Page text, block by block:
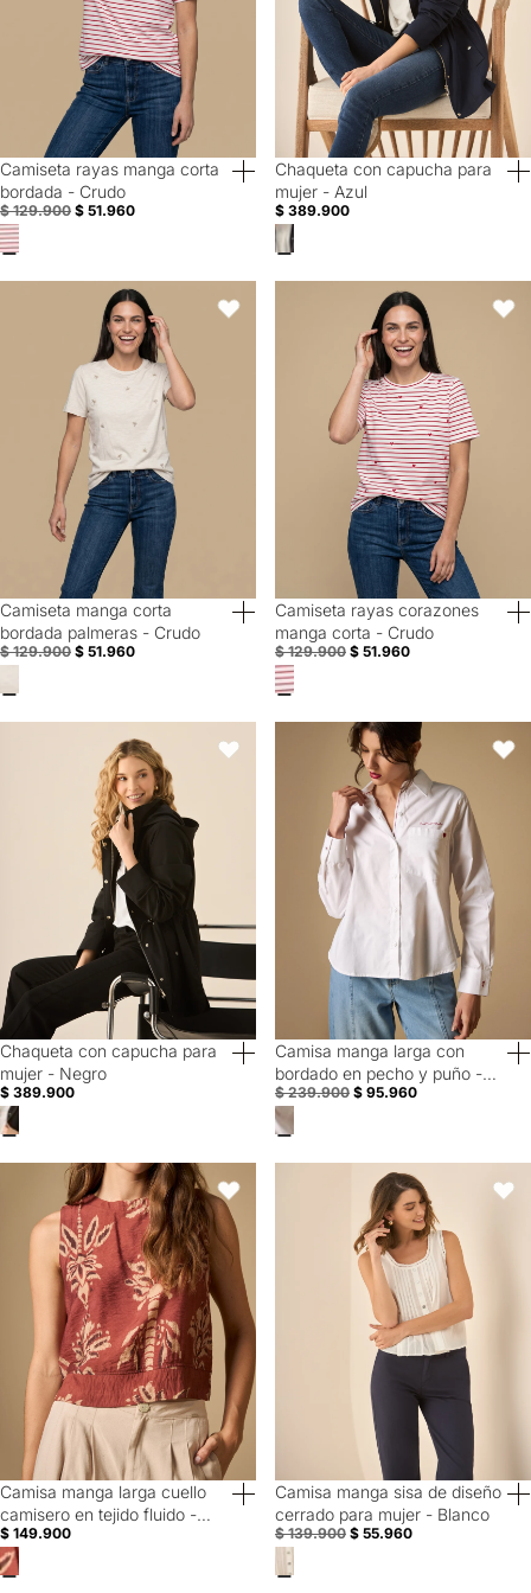
60% Off
Camiseta rayas manga corta
bordada - Crudo
$ 129.900 $ 51.960
Chaqueta con capucha para
mujer - Azul
$ 389.900
Camiseta manga corta bordada palmeras - Crudo
60% Off
Camiseta manga corta
bordada palmeras - Crudo
$ 129.900 $ 51.960
Favoritos
Camiseta rayas corazones
60% Off
Camiseta rayas corazones
manga corta - Crudo
$ 129.900 $ 51.960
Chaqueta con capucha para
mujer - Negro
$ 389.900
Favoritos
Camisa manga larga con
60% Off
Camisa manga larga con
bordado en pecho y puño -
Blanco
$ 239.900 $ 95.960
Camisa manga larga cuello camisero en tejido fluido - Rosa
Camisa manga larga cuello
camisero en tejido fluido -
Rosa
$ 149.900
Favoritos
Camisa manga sisa de diseño
60% Off
Camisa manga sisa de diseño
cerrado para mujer - Blanco
$ 139.900 $ 55.960